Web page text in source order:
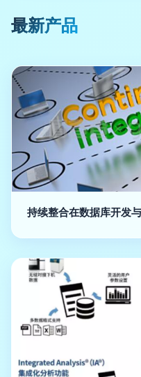
最新产品
持续整合在数据库开发